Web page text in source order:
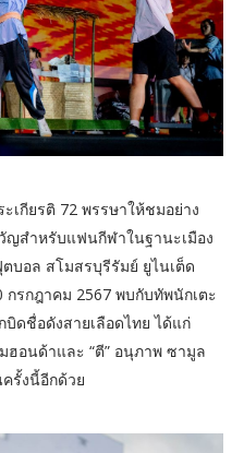
เกียรติ 72 พรรษาให้ชมอย่าง
ญสำหรับแฟนกีฬาในฐานะเมือง
บอล สโมสรบุรีรัมย์ ยูไนเต็ด
รกฎาคม 2567 พบกับทัพนักเตะ
ดชื่อดังสายเลือดไทย ได้แก่
ฮอนด้าและ “ตี” อนุภาพ ซามูล
รั้งนี้อีกด้วย